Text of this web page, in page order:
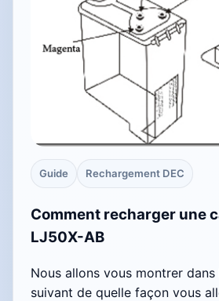
Guide Rechargement DEC
Comment recharger une
LJ50X-AB
Nous allons vous montrer
suivant de quelle façon vous